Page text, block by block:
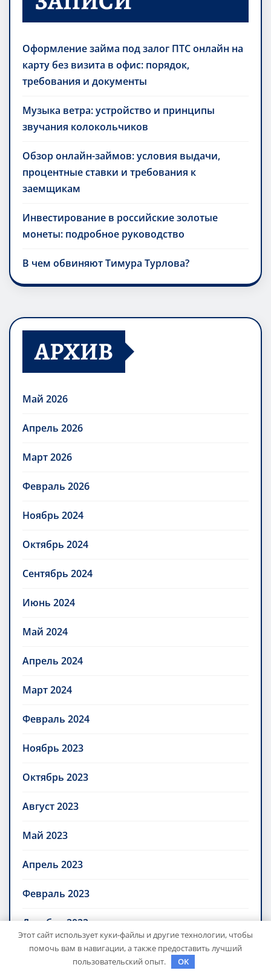
Оформление займа под залог ПТС онлайн на
карту без визита в офис: порядок,
требования и документы
Музыка ветра: устройство и принципы
звучания колокольчиков
Обзор онлайн-займов: условия выдачи,
процентные ставки и требования к
заемщикам
Инвестирование в российские золотые
монеты: подробное руководство
В чем обвиняют Тимура Турлова?
АРХИВ
Май 2026
Апрель 2026
Март 2026
Февраль 2026
Ноябрь 2024
Октябрь 2024
Сентябрь 2024
Июнь 2024
Май 2024
Апрель 2024
Март 2024
Февраль 2024
Ноябрь 2023
Октябрь 2023
Август 2023
Май 2023
Апрель 2023
Февраль 2023
Декабрь 2022
Ноябрь 2022
Этот сайт использует куки-файлы и другие технологии, чтобы
помочь вам в навигации, а также предоставить лучший
пользовательский опыт.
OK